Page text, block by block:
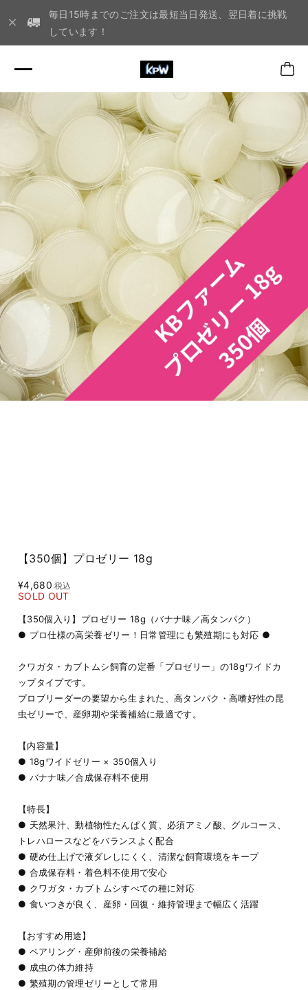
毎日15時までのご注文は最短当日発送、翌日着に挑戦
しています！
【350個】プロゼリー 18g
¥4,680 税込
SOLD OUT
【350個入り】プロゼリー 18g（バナナ味／高タンパク）
● プロ仕様の高栄養ゼリー！日常管理にも繁殖期にも対応 ●
クワガタ・カブトムシ飼育の定番「プロゼリー」の18gワイドカ
ップタイプです。
プロブリーダーの要望から生まれた、高タンパク・高嗜好性の昆
虫ゼリーで、産卵期や栄養補給に最適です。
【内容量】
● 18gワイドゼリー × 350個入り
● バナナ味／合成保存料不使用
【特長】
● 天然果汁、動植物性たんぱく質、必須アミノ酸、グルコース、
トレハロースなどをバランスよく配合
● 硬め仕上げで液ダレしにくく、清潔な飼育環境をキープ
● 合成保存料・着色料不使用で安心
● クワガタ・カブトムシすべての種に対応
● 食いつきが良く、産卵・回復・維持管理まで幅広く活躍
【おすすめ用途】
● ペアリング・産卵前後の栄養補給
● 成虫の体力維持
● 繁殖期の管理ゼリーとして常用